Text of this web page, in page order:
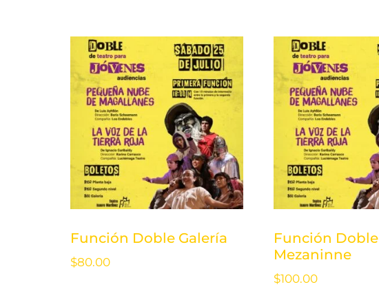
Función Doble Galería
$80.00
Función Doble
Mezaninne
$100.00